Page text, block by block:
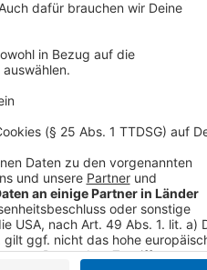
anzusehen.
powered byUsercentrics
abgeschnitten. Da
aus Davis‘ Team
FilmExport
fliehen. Doch Manhattan ist